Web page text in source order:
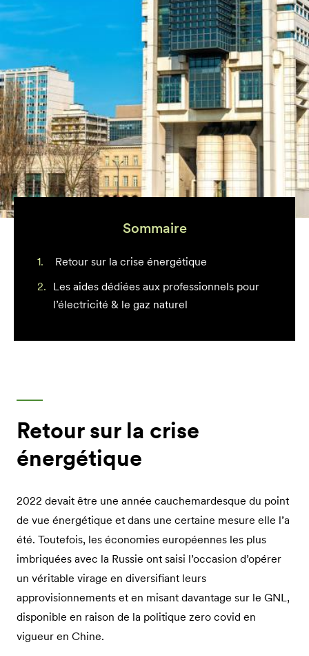
Sommaire
Retour sur la crise énergétique
Les aides dédiées aux professionnels pour
l’électricité & le gaz naturel
Retour sur la crise
énergétique
2022 devait être une année cauchemardesque du point
de vue énergétique et dans une certaine mesure elle l’a
été. Toutefois, les économies européennes les plus
imbriquées avec la Russie ont saisi l’occasion d’opérer
un véritable virage en diversifiant leurs
approvisionnements et en misant davantage sur le GNL,
disponible en raison de la politique zero covid en
vigueur en Chine.